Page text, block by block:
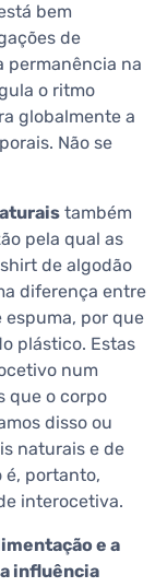
bem
de
permanência na
o ritmo
globalmente a
Não se
também
pela qual as
de algodão
diferença entre
por que
plástico. Estas
num
que o corpo
disso ou
naturais e de
é, portanto,
interocetiva.
e a
influência